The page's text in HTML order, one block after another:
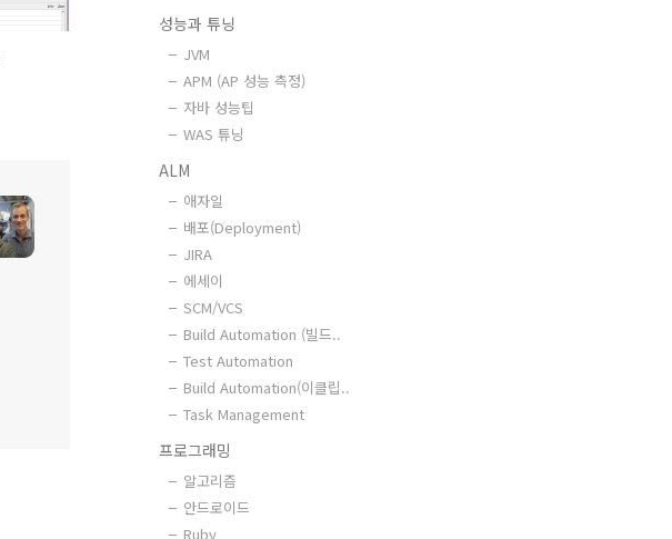
성능과 튜닝
JVM
APM (AP 성능 측정)
자바 성능팁
WAS 튜닝
ALM
애자일
배포(Deployment)
JIRA
에세이
SCM/VCS
Build Automation (빌드..
Test Automation
Build Automation(이클립..
Task Management
프로그래밍
알고리즘
안드로이드
Ruby